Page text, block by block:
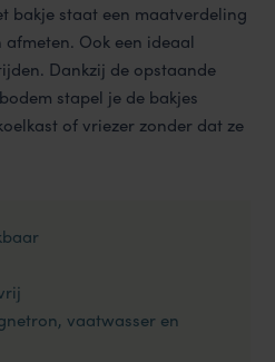
bakje staat een maatverdeling
Ook een ideaal
Dankzij de opstaande
stapel je de bakjes
of vriezer zonder dat ze
vaatwasser en